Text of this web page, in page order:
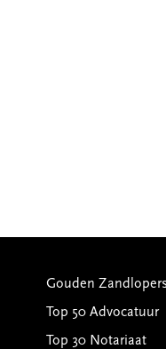
Gouden Zandlopers
Top 50 Advocatuur
Top 30 Notariaat